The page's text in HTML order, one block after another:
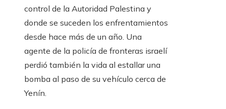
control de la Autoridad Palestina y
donde se suceden los enfrentamientos
desde hace más de un año. Una
agente de la policía de fronteras israelí
perdió también la vida al estallar una
bomba al paso de su vehículo cerca de
Yenín.